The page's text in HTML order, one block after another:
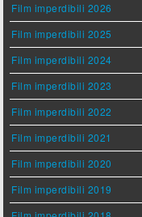
Film imperdibili 2026
Film imperdibili 2025
Film imperdibili 2024
Film imperdibili 2023
Film imperdibili 2022
Film imperdibili 2021
Film imperdibili 2020
Film imperdibili 2019